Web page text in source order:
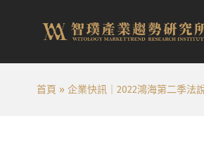
首頁 » 企業快訊｜2022鴻海第二季法